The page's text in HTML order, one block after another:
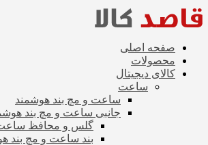
صفحه اصلی
محصولات
کالای دیجیتال
ساعت
ساعت و مچ بند هوشمند
جانبی ساعت و مچ بند
گلس و محافظ ساعت
بند ساعت و مچ بند